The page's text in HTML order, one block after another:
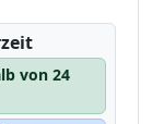
von 24